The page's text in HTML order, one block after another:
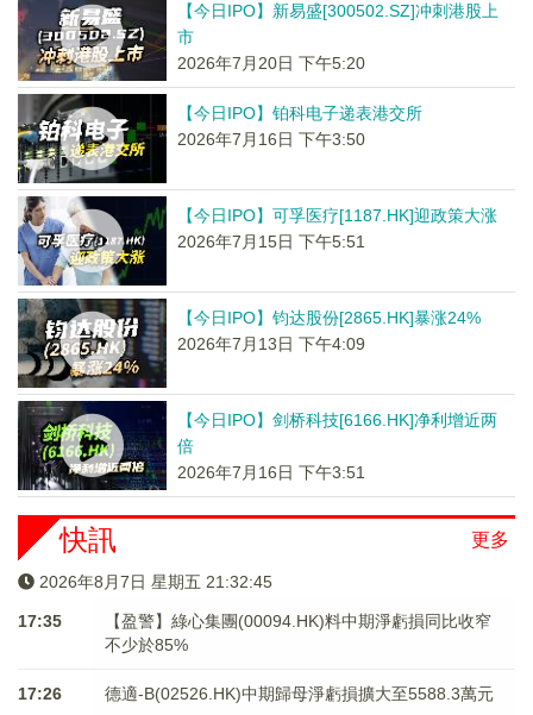
【今日IPO】新易盛[300502.SZ]冲刺港股上
市
2026年7月20日 下午5:20
【今日IPO】铂科电子递表港交所
2026年7月16日 下午3:50
【今日IPO】可孚医疗[1187.HK]迎政策大涨
2026年7月15日 下午5:51
【今日IPO】钧达股份[2865.HK]暴涨24%
2026年7月13日 下午4:09
【今日IPO】剑桥科技[6166.HK]净利增近两
倍
2026年7月16日 下午3:51
更多
快訊
2026年8月7日 星期五 21:32:45
17:35
【盈警】綠心集團(00094.HK)料中期淨虧損同比收窄
不少於85%
17:26 德適-B(02526.HK)中期歸母淨虧損擴大至5588.3萬元